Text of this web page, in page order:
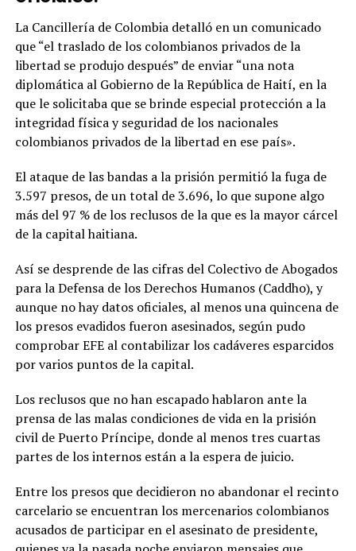
La Cancillería de Colombia detalló en un comunicado
que “el traslado de los colombianos privados de la
libertad se produjo después” de enviar “una nota
diplomática al Gobierno de la República de Haití, en la
que le solicitaba que se brinde especial protección a la
integridad física y seguridad de los nacionales
colombianos privados de la libertad en ese país».
El ataque de las bandas a la prisión permitió la fuga de
3.597 presos, de un total de 3.696, lo que supone algo
más del 97 % de los reclusos de la que es la mayor cárcel
de la capital haitiana.
Así se desprende de las cifras del Colectivo de Abogados
para la Defensa de los Derechos Humanos (Caddho), y
aunque no hay datos oficiales, al menos una quincena de
los presos evadidos fueron asesinados, según pudo
comprobar EFE al contabilizar los cadáveres esparcidos
por varios puntos de la capital.
Los reclusos que no han escapado hablaron ante la
prensa de las malas condiciones de vida en la prisión
civil de Puerto Príncipe, donde al menos tres cuartas
partes de los internos están a la espera de juicio.
Entre los presos que decidieron no abandonar el recinto
carcelario se encuentran los mercenarios colombianos
acusados de participar en el asesinato de presidente,